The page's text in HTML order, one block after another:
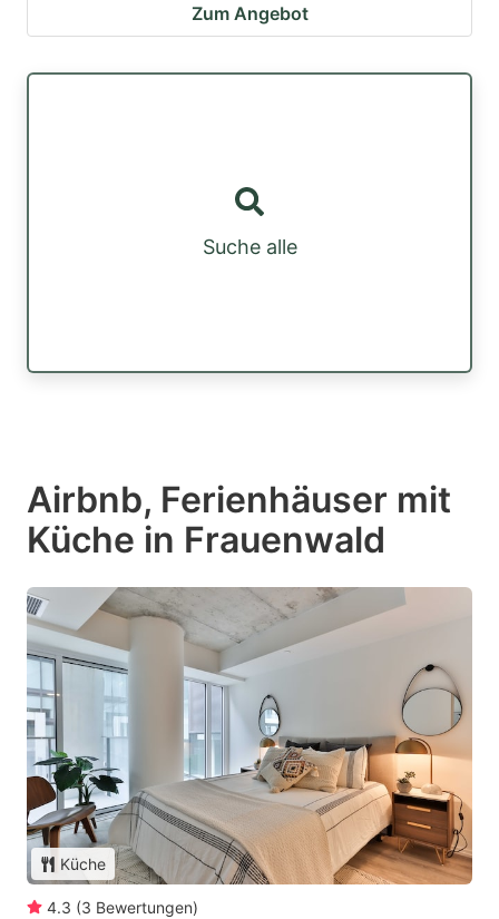
Zum Angebot
Suche alle
Airbnb, Ferienhäuser mit
Küche in Frauenwald
Küche
4.3 (3 Bewertungen)